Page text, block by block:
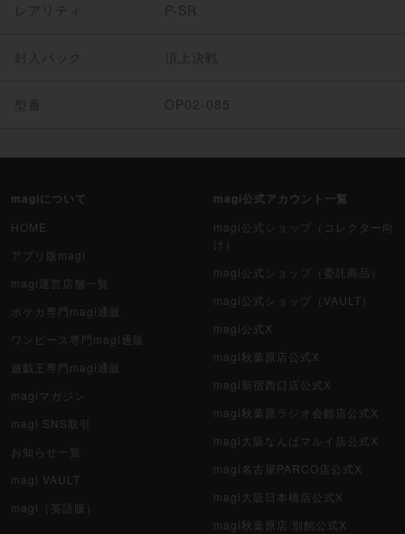
レアリティ P-SR
封入パック 頂上決戦
型番 OP02-085
magiについて
HOME
アプリ版magi
magi運営店舗一覧
ポケカ専門magi通販
ワンピース専門magi通販
遊戯王専門magi通販
magiマガジン
magi SNS取引
お知らせ一覧
magi VAULT
magi（英語版）
magi公式アカウント一覧
magi公式ショップ（コレクター向
け）
magi公式ショップ（委託商品）
magi公式ショップ（VAULT）
magi公式X
magi秋葉原店公式X
magi新宿西口店公式X
magi秋葉原ラジオ会館店公式X
magi大阪なんばマルイ店公式X
magi名古屋PARCO店公式X
magi大阪日本橋店公式X
magi秋葉原店 別館公式X